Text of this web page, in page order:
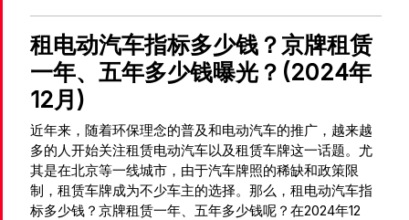
租电动汽车指标多少钱？京牌租赁
一年、五年多少钱曝光？(2024年
12月)
近年来，随着环保理念的普及和电动汽车的推广，越来越
多的人开始关注租赁电动汽车以及租赁车牌这一话题。尤
其是在北京等一线城市，由于汽车牌照的稀缺和政策限
制，租赁车牌成为不少车主的选择。那么，租电动汽车指
标多少钱？京牌租赁一年、五年多少钱呢？在2024年12